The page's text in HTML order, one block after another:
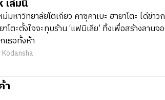
เล่มนี้
หาวิทยาลัยโตเกียว คาซุคาเบะ ฮายาโตะ ได้ข่
โตะตั้งใจจะทุบร้าน ‘แฟมิเลีย’ ทิ้งเพื่อสร้างลา
เธอทั้งห้า
า